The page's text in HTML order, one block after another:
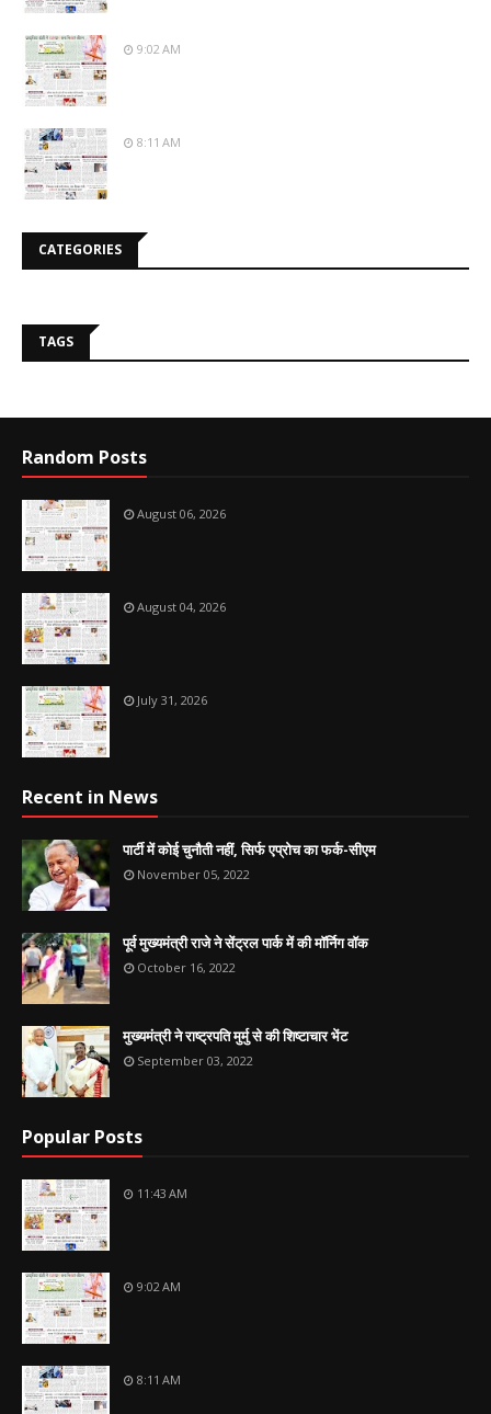
9:02 AM
8:11 AM
CATEGORIES
TAGS
Random Posts
August 06, 2026
August 04, 2026
July 31, 2026
Recent in News
पार्टी में कोई चुनौती नहीं, सिर्फ एप्रोच का फर्क-सीएम
November 05, 2022
पूर्व मुख्यमंत्री राजे ने सेंट्रल पार्क में की मॉर्निग वॉक
October 16, 2022
मुख्यमंत्री ने राष्ट्रपति मुर्मु से की शिष्टाचार भेंट
September 03, 2022
Popular Posts
11:43 AM
9:02 AM
8:11 AM